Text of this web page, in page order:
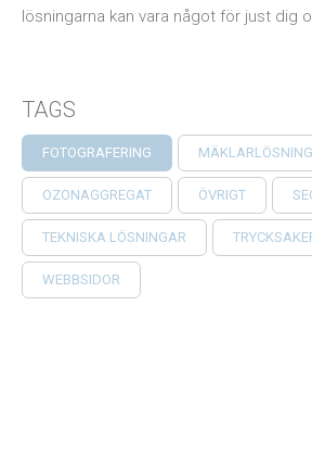
lösningarna kan vara något för just dig
TAGS
FOTOGRAFERING
OZONAGGREGAT ÖVRIGT
TEKNISKA LÖSNINGAR
WEBBSIDOR